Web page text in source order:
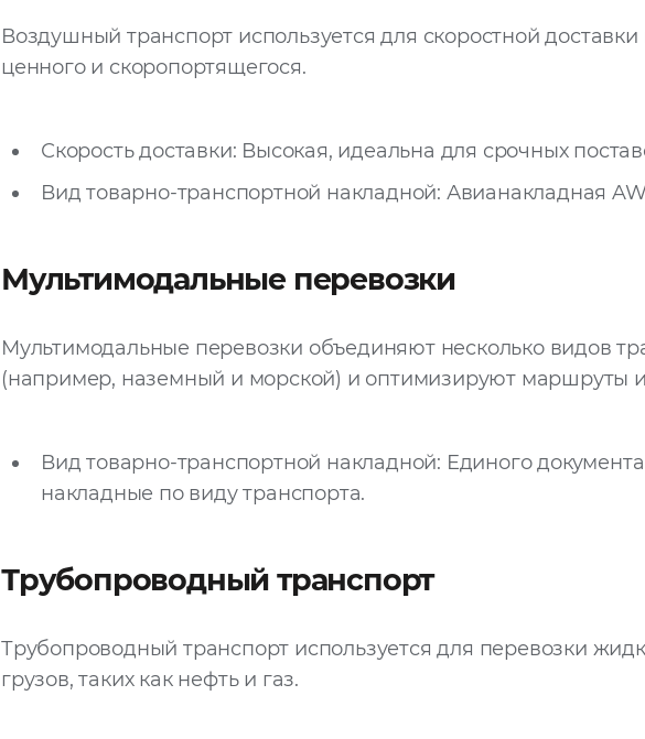
Воздушный транспорт используется для скоростной доставки
ценного и скоропортящегося.
Скорость доставки: Высокая, идеальна для срочных
Вид товарно-транспортной накладной: Авианакладная
Мультимодальные перевозки
Мультимодальные перевозки объединяют несколько видов
(например, наземный и морской) и оптимизируют маршруты и
Вид товарно-транспортной накладной: Единого
накладные по виду транспорта.
Трубопроводный транспорт
Трубопроводный транспорт используется для перевозки
грузов, таких как нефть и газ.